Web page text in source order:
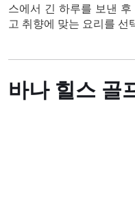
스에서 긴 하루를 보낸
고 취향에 맞는 요리를 선
바나 힐스 골